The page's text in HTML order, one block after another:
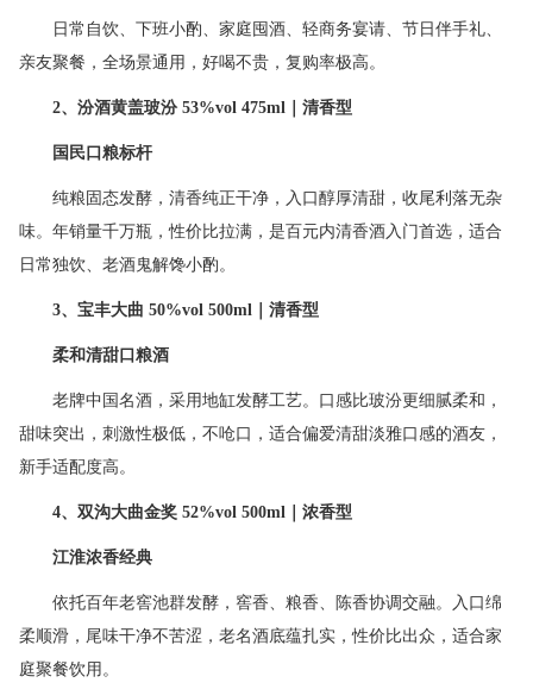
日常自饮、下班小酌、家庭囤酒、轻商务宴请、节日伴手礼、
亲友聚餐，全场景通用，好喝不贵，复购率极高。
2、汾酒黄盖玻汾 53%vol 475ml ｜清香型
国民口粮标杆
纯粮固态发酵，清香纯正干净，入口醇厚清甜，收尾利落无杂
味。年销量千万瓶，性价比拉满，是百元内清香酒入门首选，适合
日常独饮、老酒鬼解馋小酌。
3、宝丰大曲 50%vol 500ml ｜清香型
柔和清甜口粮酒
老牌中国名酒，采用地缸发酵工艺。口感比玻汾更细腻柔和，
甜味突出，刺激性极低，不呛口，适合偏爱清甜淡雅口感的酒友，
新手适配度高。
4、双沟大曲金奖 52%vol 500ml ｜浓香型
江淮浓香经典
依托百年老窖池群发酵，窖香、粮香、陈香协调交融。入口绵
柔顺滑，尾味干净不苦涩，老名酒底蕴扎实，性价比出众，适合家
庭聚餐饮用。